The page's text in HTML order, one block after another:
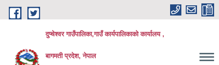
Skip to main content
दुप्चेश्वर गाउँपालिका,गाउँ कार्यपालिकाको कार्यालय ,
बागमती प्रदेश, नेपाल